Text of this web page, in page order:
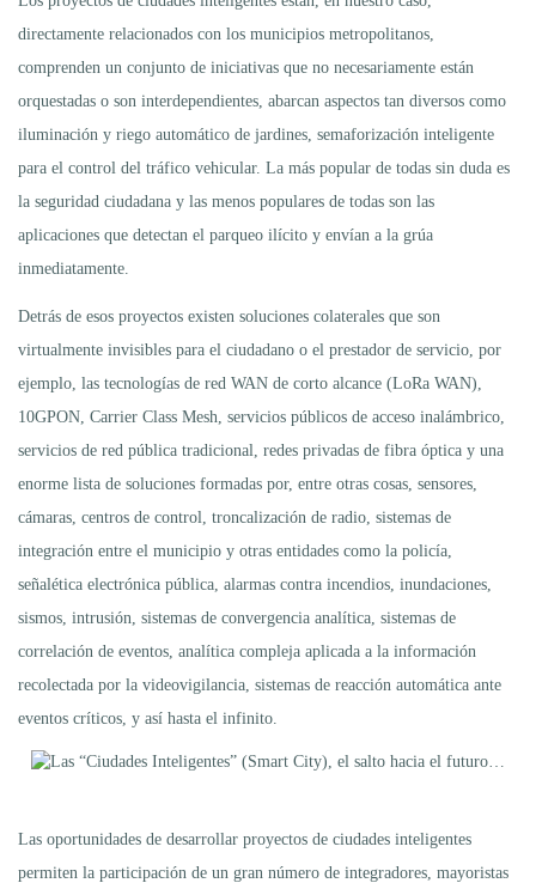
directamente relacionados con los municipios metropolitanos,
comprenden un conjunto de iniciativas que no necesariamente están
orquestadas o son interdependientes, abarcan aspectos tan diversos como
iluminación y riego automático de jardines, semaforización inteligente
para el control del tráfico vehicular. La más popular de todas sin duda es
la seguridad ciudadana y las menos populares de todas son las
aplicaciones que detectan el parqueo ilícito y envían a la grúa
inmediatamente.
Detrás de esos proyectos existen soluciones colaterales que son
virtualmente invisibles para el ciudadano o el prestador de servicio, por
ejemplo, las tecnologías de red WAN de corto alcance (LoRa WAN),
10GPON, Carrier Class Mesh, servicios públicos de acceso inalámbrico,
servicios de red pública tradicional, redes privadas de fibra óptica y una
enorme lista de soluciones formadas por, entre otras cosas, sensores,
cámaras, centros de control, troncalización de radio, sistemas de
integración entre el municipio y otras entidades como la policía,
señalética electrónica pública, alarmas contra incendios, inundaciones,
sismos, intrusión, sistemas de convergencia analítica, sistemas de
correlación de eventos, analítica compleja aplicada a la información
recolectada por la videovigilancia, sistemas de reacción automática ante
eventos críticos, y así hasta el infinito.
Las oportunidades de desarrollar proyectos de ciudades inteligentes
permiten la participación de un gran número de integradores, mayoristas